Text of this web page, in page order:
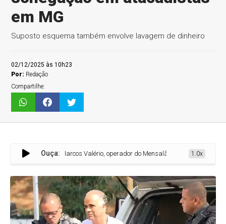
em MG
Suposto esquema também envolve lavagem de dinheiro
02/12/2025 às 10h23
Por: Redação
Compartilhe:
Ouça:
Marcos Valério, operador do Mensalão, é alvo da PF em operação
1.0x